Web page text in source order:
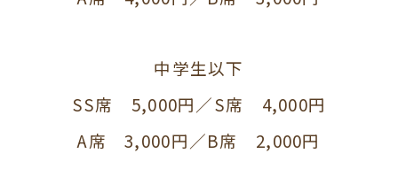
中学生以下
SS席 5,000円／S席 4,000円
A席 3,000円／B席 2,000円